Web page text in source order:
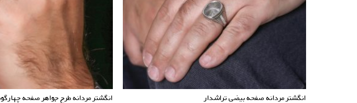
انگشتر مردانه صفحه بیضی تراشدار
انگشتر مردانه طرح جواهر صفحه